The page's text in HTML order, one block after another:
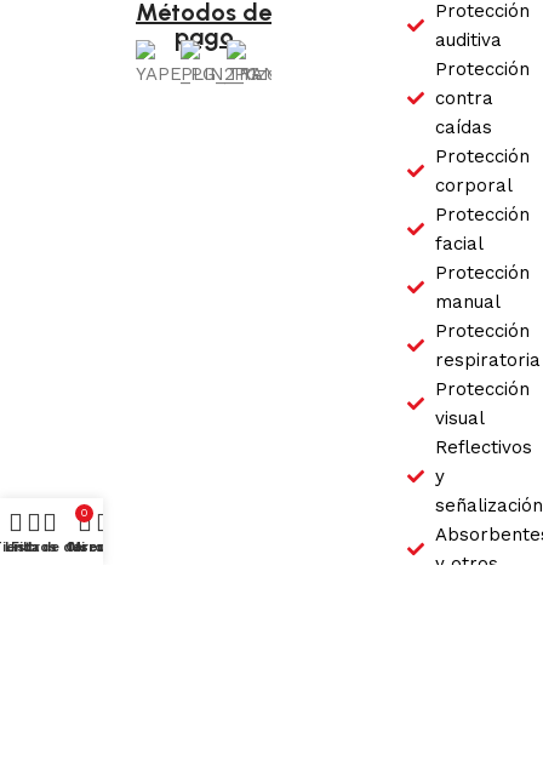
Métodos de
pago
Protección
auditiva
Protección
contra
caídas
Protección
corporal
Protección
facial
Protección
manual
Protección
respiratoria
Protección
visual
Reflectivos
y
señalización
y otros
Filtros
Lista de deseos
0
Carro
Mi cuenta